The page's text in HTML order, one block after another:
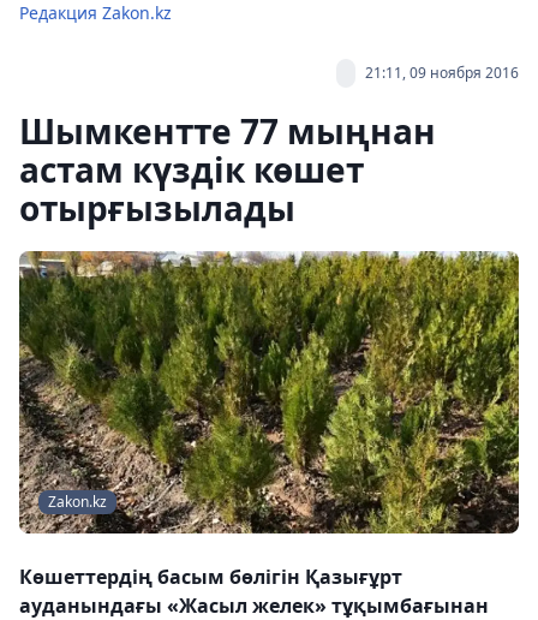
Редакция Zakon.kz
21:11, 09 ноября 2016
Шымкентте 77 мыңнан
астам күздік көшет
отырғызылады
Zakon.kz
Көшеттердің басым бөлігін Қазығұрт
ауданындағы «Жасыл желек» тұқымбағынан